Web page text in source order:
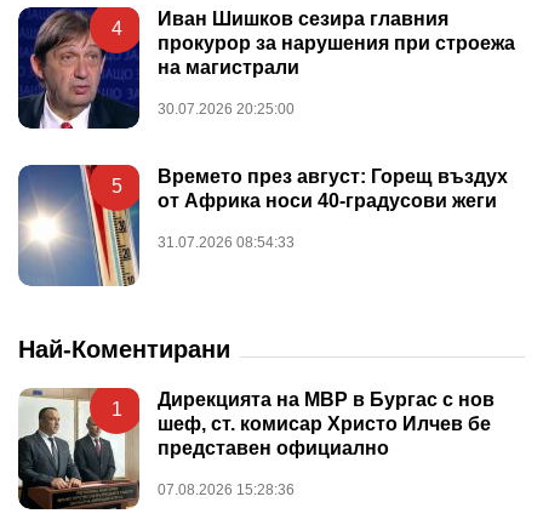
4
Иван Шишков сезира главния
прокурор за нарушения при строежа
на магистрали
30.07.2026 20:25:00
5
Времето през август: Горещ въздух
от Африка носи 40-градусови жеги
31.07.2026 08:54:33
Най-Коментирани
1
Дирекцията на МВР в Бургас с нов
шеф, ст. комисар Христо Илчев бе
представен официално
07.08.2026 15:28:36